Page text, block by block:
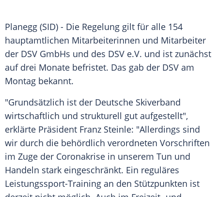
Planegg (SID) - Die Regelung gilt für alle 154
hauptamtlichen Mitarbeiterinnen und Mitarbeiter
der DSV GmbHs und des DSV e.V. und ist zunächst
auf drei Monate befristet. Das gab der DSV am
Montag bekannt.
"Grundsätzlich ist der Deutsche Skiverband
wirtschaftlich und strukturell gut aufgestellt",
erklärte Präsident Franz Steinle: "Allerdings sind
wir durch die behördlich verordneten Vorschriften
im Zuge der Coronakrise in unserem Tun und
Handeln stark eingeschränkt. Ein reguläres
Leistungssport-Training an den Stützpunkten ist